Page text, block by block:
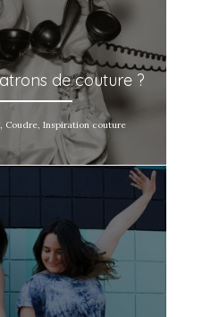
de couture ?
Coudre, Inspiration couture